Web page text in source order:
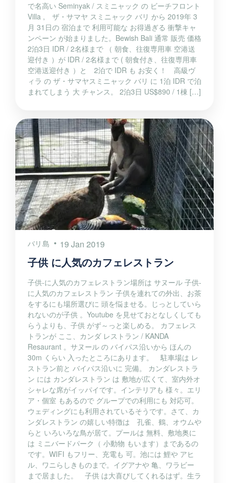
で名高い Seminyak / スミニャック の ビーチフロント
Villa , ザ・サマヤ スミニャック バリ から 2019年 3
月 31日の 宿泊まで 利用可能な お得過ぎる 衝撃キャ
ンペーン が始まりました。Bewish Bali 通常 販売 価格
2泊3日 IDR / 2名様まで （ 朝食、往復専用車 空港送
迎付き ）が IDR / 2名様まで ( 朝食付き、往復専用車
空港送迎付き ）と 2泊で IDR も お安く！ 高級ヴ
ィラ の ザ・サマヤスミニャック バリ に 1泊 IDR で泊
まれてしまう 大 チャンス。 2泊3日 US$890 / 1棟 […]
バリ島 19 Jan 2019
子供 に人気のカフェレストラン
子供-に人気のカフェレストラン場所は サヌール 子供-
に人気のカフェレストラン 子供を連れての外出、お茶
をするにも場所選びに 頭を悩ませる。じっとしていら
れないのが子供 。Youtube を見せておとなしくしても
らうよりも、子供 がず～っと楽しめる。 カフェレス
トランが ここ、カンダ レストラン / KANDA
Resaurant 。サヌール の バイパス沿いから ほんの
30m くらい 入ったところにあります。 駐車場は レ
ストラン前と バイパス沿いに 完備。 カンダレストラ
ン には カンダレストラン は 敷地が広くて、室内外オ
シャレな席がイッパイです。インテリアも 様々。エリ
ア・個室 もあるので グループでの利用にも 対応可。
ウェディングにも利用されているそうです。さて、カ
ンダレストラン の嬉しい特徴は 孔雀、鶴、オウムや
らと いろいろな鳥が居て。プールは 無料、敷地奥に
は ミニバードパーク（ 小動物 もいます）まであるの
です。WIFI もフリー、充電も 可。池には 鯉や アヒ
ル、ワニらしきものまで。イグアナや 亀、ワラビー
まで居ました。 子供 は大喜びしてくれるはず。生ラ